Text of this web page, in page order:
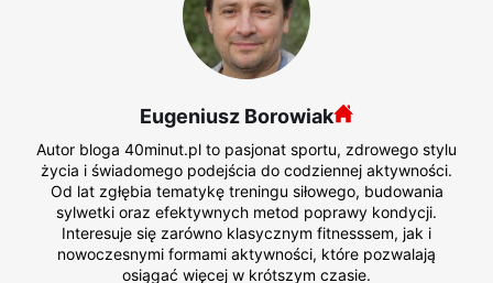
Eugeniusz Borowiak
Autor bloga 40minut.pl to pasjonat sportu, zdrowego stylu
życia i świadomego podejścia do codziennej aktywności.
Od lat zgłębia tematykę treningu siłowego, budowania
sylwetki oraz efektywnych metod poprawy kondycji.
Interesuje się zarówno klasycznym fitnesssem, jak i
nowoczesnymi formami aktywności, które pozwalają
osiągać więcej w krótszym czasie.